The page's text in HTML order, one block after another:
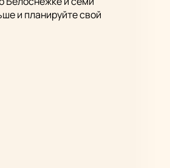
и планируйте свой